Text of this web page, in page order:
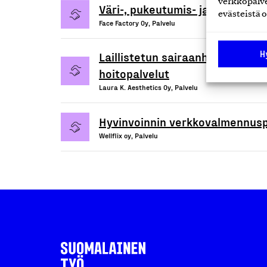
evästeistä
Väri-, pukeutumis- ja
Face Factory Oy, Palvelu
Laillistetun sairaanhoitajan
hoitopalvelut
Laura K. Aesthetics Oy, Palvelu
Hyvinvoinnin
Wellflix oy, Palvelu